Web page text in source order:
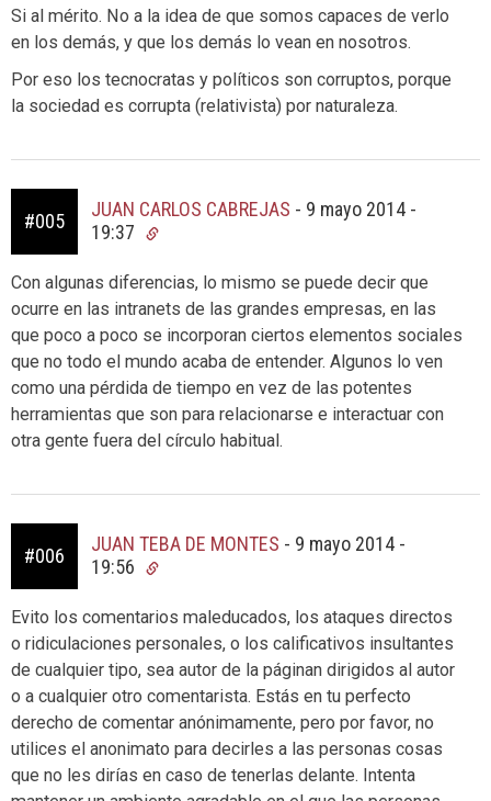
Si al mérito. No a la idea de que somos capaces de verlo
en los demás, y que los demás lo vean en nosotros.
Por eso los tecnocratas y políticos son corruptos, porque
la sociedad es corrupta (relativista) por naturaleza.
#005
JUAN CARLOS CABREJAS - 9 mayo 2014 -
19:37
Con algunas diferencias, lo mismo se puede decir que
ocurre en las intranets de las grandes empresas, en las
que poco a poco se incorporan ciertos elementos sociales
que no todo el mundo acaba de entender. Algunos lo ven
como una pérdida de tiempo en vez de las potentes
herramientas que son para relacionarse e interactuar con
otra gente fuera del círculo habitual.
#006
JUAN TEBA DE MONTES - 9 mayo 2014 -
19:56
Evito los comentarios maleducados, los ataques directos
o ridiculaciones personales, o los calificativos insultantes
de cualquier tipo, sea autor de la páginan dirigidos al autor
o a cualquier otro comentarista. Estás en tu perfecto
derecho de comentar anónimamente, pero por favor, no
utilices el anonimato para decirles a las personas cosas
que no les dirías en caso de tenerlas delante. Intenta